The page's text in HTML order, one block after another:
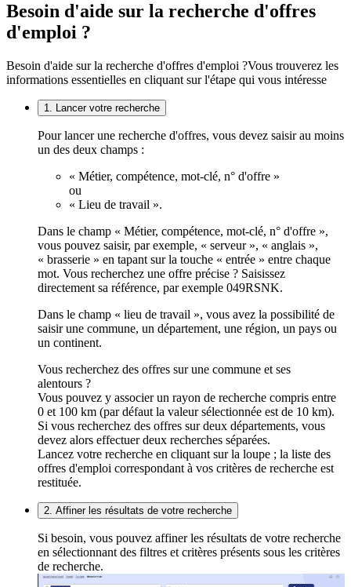
Besoin d'aide sur la recherche d'offres
d'emploi ?
Besoin d'aide sur la recherche d'offres d'emploi ?Vous trouverez les
informations essentielles en cliquant sur l'étape qui vous intéresse
1. Lancer votre recherche
Pour lancer une recherche d'offres, vous devez saisir au moins
un des deux champs :
« Métier, compétence, mot-clé, n° d'offre »
ou
« Lieu de travail ».
Dans le champ « Métier, compétence, mot-clé, n° d'offre »,
vous pouvez saisir, par exemple, « serveur », « anglais »,
« brasserie » en tapant sur la touche « entrée » entre chaque
mot. Vous recherchez une offre précise ? Saisissez
directement sa référence, par exemple 049RSNK.
Dans le champ « lieu de travail », vous avez la possibilité de
saisir une commune, un département, une région, un pays ou
un continent.
Vous recherchez des offres sur une commune et ses
alentours ?
Vous pouvez y associer un rayon de recherche compris entre
0 et 100 km (par défaut la valeur sélectionnée est de 10 km).
Si vous recherchez des offres sur deux départements, vous
devez alors effectuer deux recherches séparées.
Lancez votre recherche en cliquant sur la loupe ; la liste des
offres d'emploi correspondant à vos critères de recherche est
restituée.
2. Affiner les résultats de votre recherche
Si besoin, vous pouvez affiner les résultats de votre recherche
en sélectionnant des filtres et critères présents sous les critères
de recherche.